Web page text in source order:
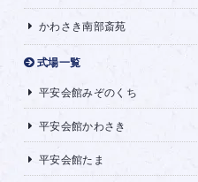
かわさき南部斎苑
式場一覧
平安会館みぞのくち
平安会館かわさき
平安会館たま